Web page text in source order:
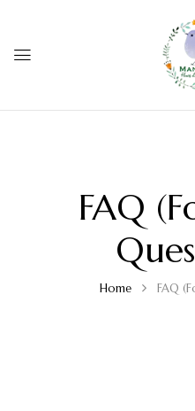
FAQ
Home FAQ